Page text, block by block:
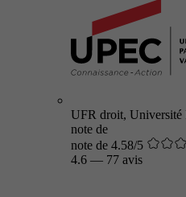
UFR droit, Université
note de
note de 4.58/5
4.6 — 77 avis